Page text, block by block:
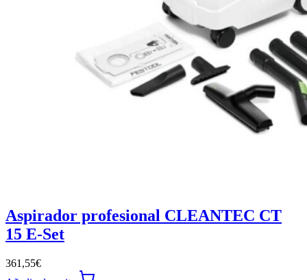
Aspirador profesional CLEANTEC CT
15 E-Set
361,55€